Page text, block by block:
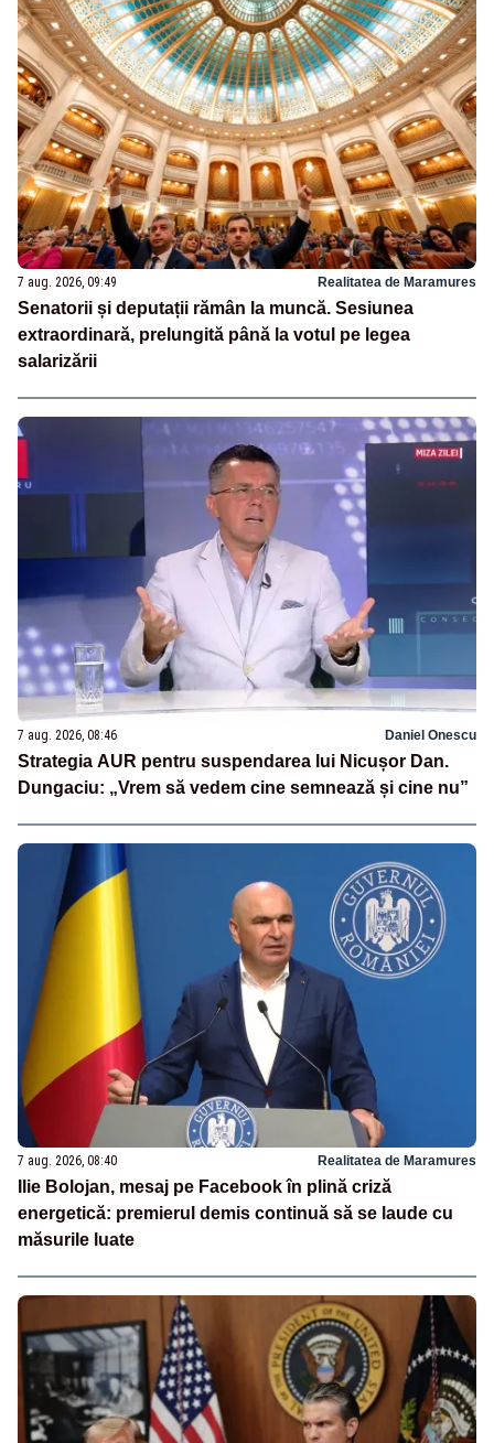
7 aug. 2026, 09:49 Realitatea de Maramures
Senatorii și deputații rămân la muncă. Sesiunea
extraordinară, prelungită până la votul pe legea
salarizării
7 aug. 2026, 08:46 Daniel Onescu
Strategia AUR pentru suspendarea lui Nicușor Dan.
Dungaciu: „Vrem să vedem cine semnează și cine nu”
7 aug. 2026, 08:40 Realitatea de Maramures
Ilie Bolojan, mesaj pe Facebook în plină criză
energetică: premierul demis continuă să se laude cu
măsurile luate